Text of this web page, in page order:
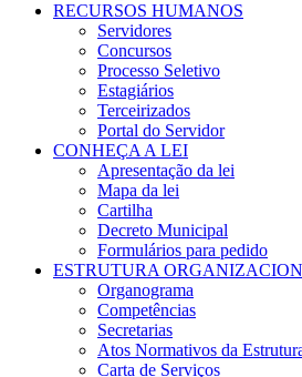
RECURSOS HUMANOS
Servidores
Concursos
Processo Seletivo
Estagiários
Terceirizados
Portal do Servidor
CONHEÇA A LEI
Apresentação da lei
Mapa da lei
Cartilha
Decreto Municipal
Formulários para pedido
ESTRUTURA
Organograma
Competências
Secretarias
Atos Normativos da
Carta de Serviços